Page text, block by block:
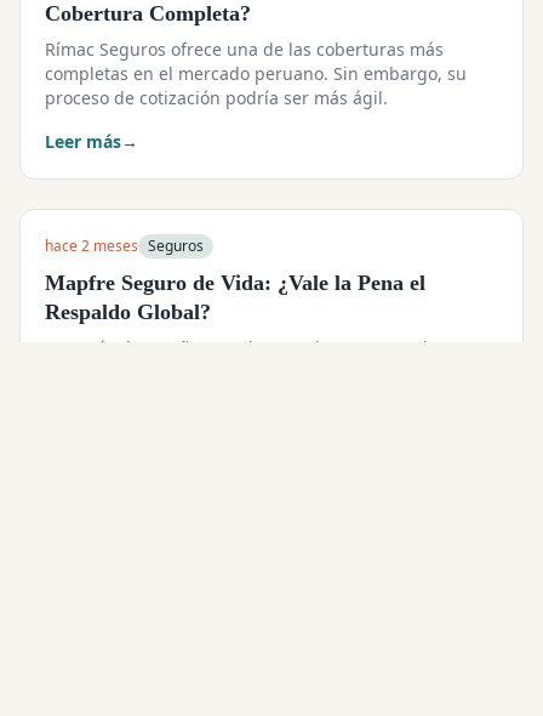
Cobertura Completa?
Rímac Seguros ofrece una de las coberturas más
completas en el mercado peruano. Sin embargo, su
proceso de cotización podría ser más ágil.
Leer más→
hace 2 meses Seguros
Mapfre Seguro de Vida: ¿Vale la Pena el
Respaldo Global?
Con más de 30 años en el mercado peruano, el seguro